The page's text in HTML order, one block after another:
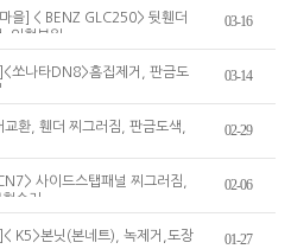
을] < BENZ GLC250> 뒷휀더
외형복원
03-16
쏘나타DN8>흠집제거, 판금도
03-14
환, 휀더 찌그러짐, 판금도색,
02-29
사이드스탭패널 찌그러짐,
수리
02-06
K5>본닛(본네트), 녹제거,도장
01-27